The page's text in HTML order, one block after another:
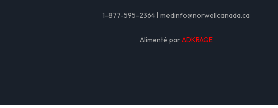
1-877-595-2364 medinfo@norwellcanada.ca
Alimenté parADKRAGE